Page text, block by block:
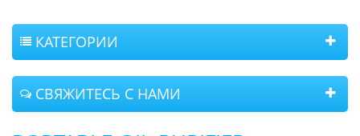
КАТЕГОРИИ
СВЯЖИТЕСЬ С НАМИ